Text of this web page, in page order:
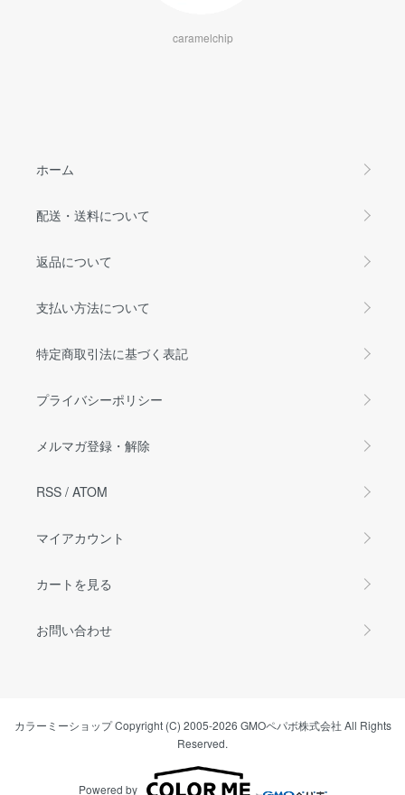
caramelchip
ホーム
配送・送料について
返品について
支払い方法について
特定商取引法に基づく表記
プライバシーポリシー
メルマガ登録・解除
RSS / ATOM
マイアカウント
カートを見る
お問い合わせ
カラーミーショップCopyright (C) 2005-2026 GMOペパボ株式会社 All Rights
Reserved.
Powered by